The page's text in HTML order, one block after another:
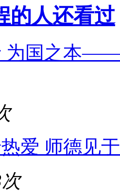
的人还看过
为国之本——
爱 师德见